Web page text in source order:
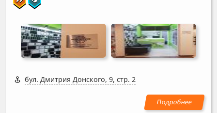
бул. Дмитрия Донского, 9, стр. 2